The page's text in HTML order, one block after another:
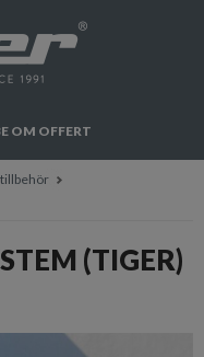
OM OFFERT
(TIGER)